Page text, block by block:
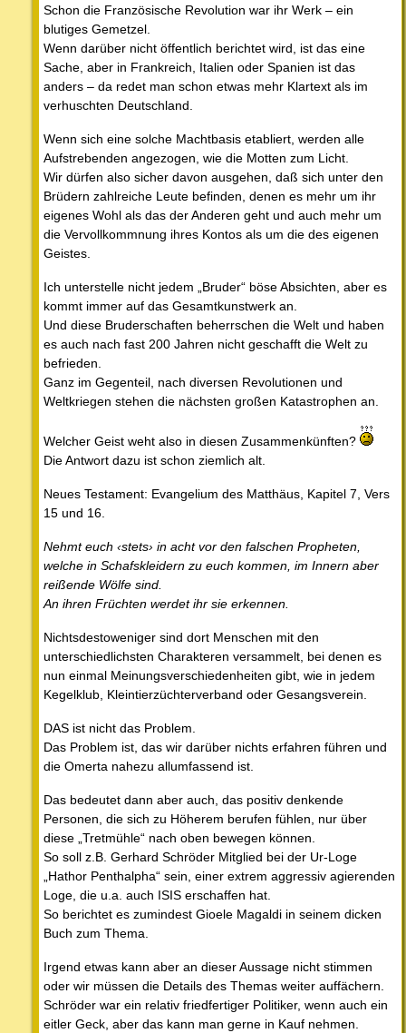
Schon die Französische Revolution war ihr Werk – ein
blutiges Gemetzel.
Wenn darüber nicht öffentlich berichtet wird, ist das eine
Sache, aber in Frankreich, Italien oder Spanien ist das
anders – da redet man schon etwas mehr Klartext als im
verhuschten Deutschland.
Wenn sich eine solche Machtbasis etabliert, werden alle
Aufstrebenden angezogen, wie die Motten zum Licht.
Wir dürfen also sicher davon ausgehen, daß sich unter den
Brüdern zahlreiche Leute befinden, denen es mehr um ihr
eigenes Wohl als das der Anderen geht und auch mehr um
die Vervollkommnung ihres Kontos als um die des eigenen
Geistes.
Ich unterstelle nicht jedem „Bruder“ böse Absichten, aber es
kommt immer auf das Gesamtkunstwerk an.
Und diese Bruderschaften beherrschen die Welt und haben
es auch nach fast 200 Jahren nicht geschafft die Welt zu
befrieden.
Ganz im Gegenteil, nach diversen Revolutionen und
Weltkriegen stehen die nächsten großen Katastrophen an.
Welcher Geist weht also in diesen Zusammenkünften?
Die Antwort dazu ist schon ziemlich alt.
Neues Testament: Evangelium des Matthäus, Kapitel 7, Vers
15 und 16.
Nehmt euch ‹stets› in acht vor den falschen Propheten,
welche in Schafskleidern zu euch kommen, im Innern aber
reißende Wölfe sind.
An ihren Früchten werdet ihr sie erkennen.
Nichtsdestoweniger sind dort Menschen mit den
unterschiedlichsten Charakteren versammelt, bei denen es
nun einmal Meinungsverschiedenheiten gibt, wie in jedem
Kegelklub, Kleintierzüchterverband oder Gesangsverein.
DAS ist nicht das Problem.
Das Problem ist, das wir darüber nichts erfahren führen und
die Omerta nahezu allumfassend ist.
Das bedeutet dann aber auch, das positiv denkende
Personen, die sich zu Höherem berufen fühlen, nur über
diese „Tretmühle“ nach oben bewegen können.
So soll z.B. Gerhard Schröder Mitglied bei der Ur-Loge
„Hathor Penthalpha“ sein, einer extrem aggressiv agierenden
Loge, die u.a. auch ISIS erschaffen hat.
So berichtet es zumindest Gioele Magaldi in seinem dicken
Buch zum Thema.
Irgend etwas kann aber an dieser Aussage nicht stimmen
oder wir müssen die Details des Themas weiter auffächern.
Schröder war ein relativ friedfertiger Politiker, wenn auch ein
eitler Geck, aber das kann man gerne in Kauf nehmen.